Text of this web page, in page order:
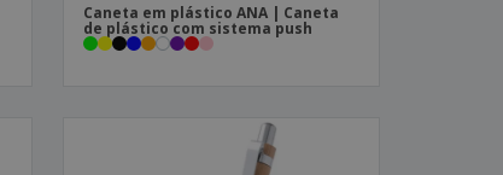
Caneta em plástico ANA | Caneta
de plástico com sistema push